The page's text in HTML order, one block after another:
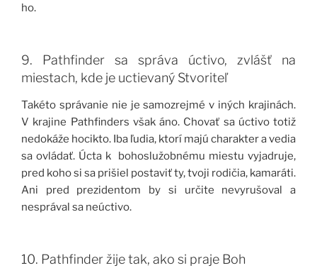
ho.
9. Pathfinder sa správa úctivo, zvlášť na
miestach, kde je uctievaný Stvoriteľ
Takéto správanie nie je samozrejmé v iných krajinách.
V krajine Pathfinders však áno. Chovať sa úctivo totiž
nedokáže hocikto. Iba ľudia, ktorí majú charakter a vedia
sa ovládať. Úcta k bohoslužobnému miestu vyjadruje,
pred koho si sa prišiel postaviť ty, tvoji rodičia, kamaráti.
Ani pred prezidentom by si určite nevyrušoval a
nesprával sa neúctivo.
10. Pathfinder žije tak, ako si praje Boh